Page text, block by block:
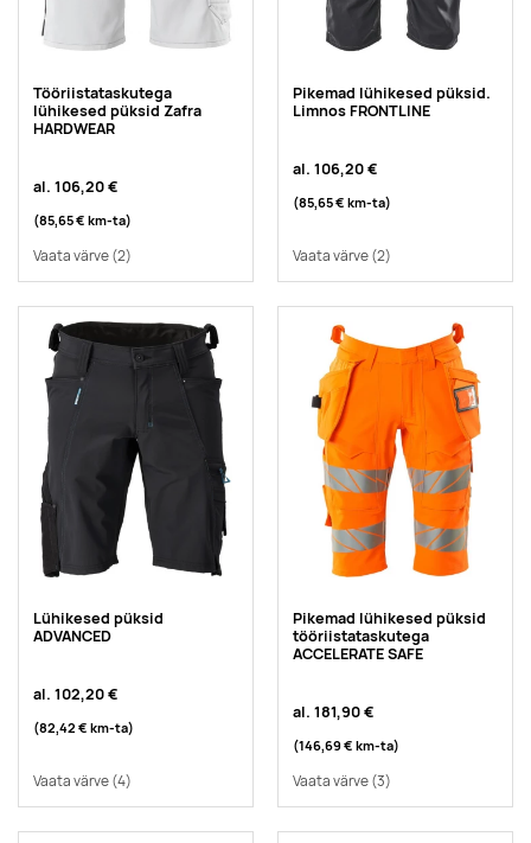
Tööriistataskutega
lühikesed püksid Zafra
HARDWEAR
al. 106,20 €
(85,65 € km-ta)
Vaata värve(2)
Pikemad lühikesed püksid.
Limnos FRONTLINE
al. 106,20 €
(85,65 € km-ta)
Vaata värve(2)
Lühikesed püksid
ADVANCED
al. 102,20 €
(82,42 € km-ta)
Vaata värve(4)
Pikemad lühikesed püksid
tööriistataskutega
ACCELERATE SAFE
al. 181,90 €
(146,69 € km-ta)
Vaata värve(3)